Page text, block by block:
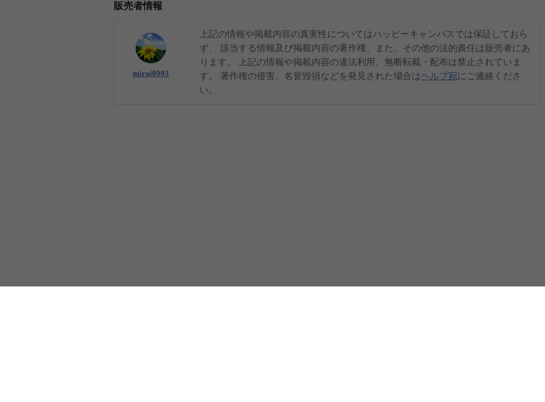
販売者情報
mirai0903
上記の情報や掲載内容の真実性についてはハッピーキャンパスでは保証しておら
ず、 該当する情報及び掲載内容の著作権、また、その他の法的責任は販売者にあ
ります。 上記の情報や掲載内容の違法利用、無断転載・配布は禁止されていま
す。 著作権の侵害、名誉毀損などを発見された場合はヘルプ宛にご連絡くださ
い。